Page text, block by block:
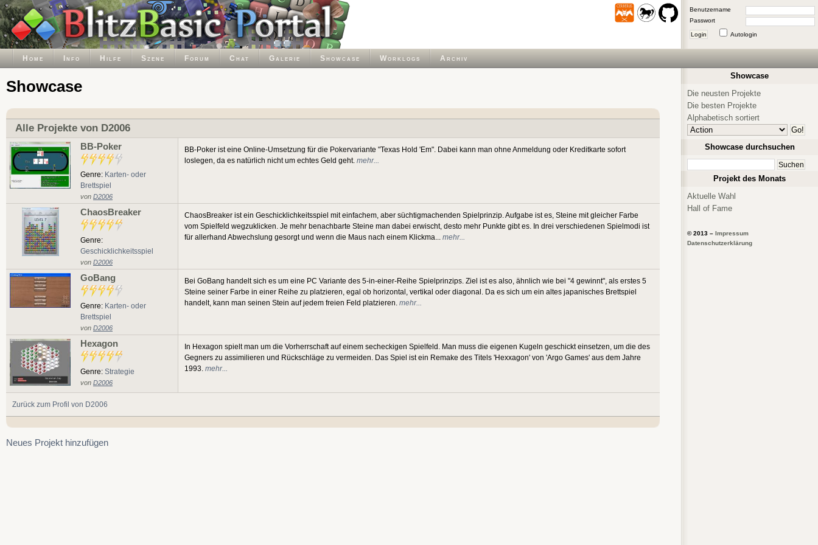
Benutzername
Passwort
Login Autologin
Home Info Hilfe Szene Forum Chat Galerie Showcase Worklogs Archiv
Showcase
Alle Projekte von D2006
BB-Poker
Genre: Karten- oder
Brettspiel
von D2006
BB-Poker ist eine Online-Umsetzung für die Pokervariante "Texas Hold 'Em". Dabei kann man ohne Anmeldung oder Kreditkarte sofort
loslegen, da es natürlich nicht um echtes Geld geht. mehr...
ChaosBreaker
Genre:
Geschicklichkeitsspiel
von D2006
ChaosBreaker ist ein Geschicklichkeitsspiel mit einfachem, aber süchtigmachenden Spielprinzip. Aufgabe ist es, Steine mit gleicher Farbe
vom Spielfeld wegzuklicken. Je mehr benachbarte Steine man dabei erwischt, desto mehr Punkte gibt es. In drei verschiedenen Spielmodi ist
für allerhand Abwechslung gesorgt und wenn die Maus nach einem Klickma... mehr...
GoBang
Genre: Karten- oder
Brettspiel
von D2006
Bei GoBang handelt sich es um eine PC Variante des 5-in-einer-Reihe Spielprinzips. Ziel ist es also, ähnlich wie bei "4 gewinnt", als erstes 5
Steine seiner Farbe in einer Reihe zu platzieren, egal ob horizontal, vertikal oder diagonal. Da es sich um ein altes japanisches Brettspiel
handelt, kann man seinen Stein auf jedem freien Feld platzieren. mehr...
Hexagon
Genre: Strategie
von D2006
In Hexagon spielt man um die Vorherrschaft auf einem secheckigen Spielfeld. Man muss die eigenen Kugeln geschickt einsetzen, um die des
Gegners zu assimilieren und Rückschläge zu vermeiden. Das Spiel ist ein Remake des Titels 'Hexxagon' von 'Argo Games' aus dem Jahre
1993. mehr...
Zurück zum Profil von D2006
Neues Projekt hinzufügen
Showcase
Die neusten Projekte
Die besten Projekte
Alphabetisch sortiert
Showcase durchsuchen
Projekt des Monats
Aktuelle Wahl
Hall of Fame
© 2013 – Impressum
Datenschutzerklärung